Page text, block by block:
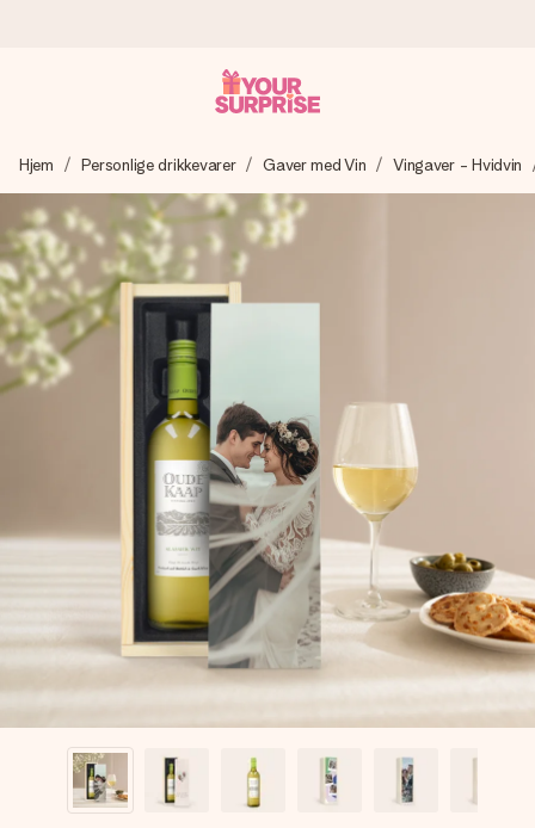
Vi laver din gave med omhu og sender den lynhurtigt – så
du kan give den på det helt rette tidspunkt, når den
betyder allermest.
4,7 (baseret på +15.000 anmeldelser)
Vores gaver inspirerer. Kunderne giver os 4,7 på Google
Reviews.
Gratis kort med hilsen
Lav noget særligt i blot få trin – med hendes navn, et
billede af dig eller en besked, der går lige i hendes hjerte.
Intet besvær men udelukkende en masse kærlighed i
Hjem Personlige drikkevarer Gaver med Vin Vingaver - Hvidvin